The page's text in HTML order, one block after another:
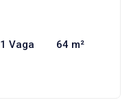
1 Vaga 64 m²